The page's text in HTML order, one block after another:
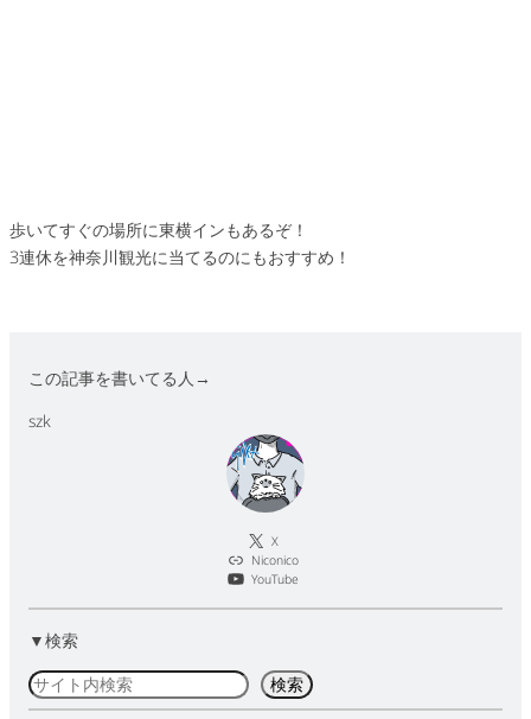
歩いてすぐの場所に東横インもあるぞ！
3連休を神奈川観光に当てるのにもおすすめ！
この記事を書いてる人→
szk
X
Niconico
YouTube
▼検索
検
索
検索